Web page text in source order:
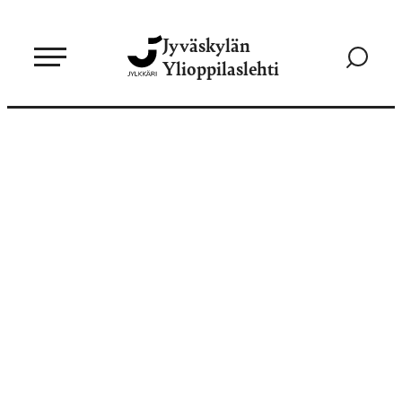
sisältöön
Jyväskylän
Ylioppilaslehti
Siirry